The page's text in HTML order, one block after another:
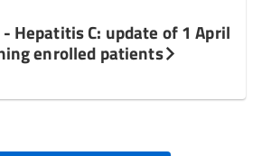
C: update of 1 April
enrolled patients